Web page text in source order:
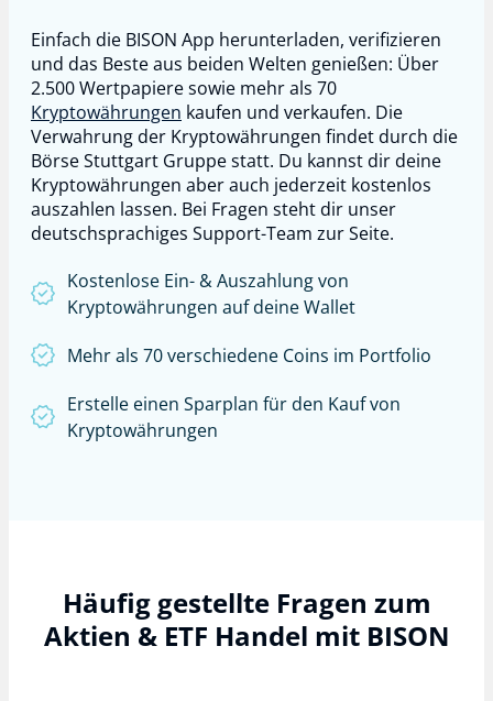
Einfach die BISON App herunterladen, verifizieren
und das Beste aus beiden Welten genießen: Über
2.500 Wertpapiere sowie mehr als 70
Kryptowährungen kaufen und verkaufen. Die
Verwahrung der Kryptowährungen findet durch die
Börse Stuttgart Gruppe statt. Du kannst dir deine
Kryptowährungen aber auch jederzeit kostenlos
auszahlen lassen. Bei Fragen steht dir unser
deutschsprachiges Support-Team zur Seite.
Kostenlose Ein- & Auszahlung von
Kryptowährungen auf deine Wallet
Mehr als 70 verschiedene Coins im Portfolio
Erstelle einen Sparplan für den Kauf von
Kryptowährungen
Häufig gestellte Fragen zum
Aktien & ETF Handel mit BISON